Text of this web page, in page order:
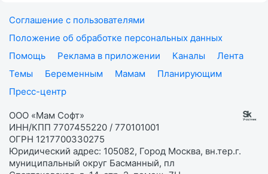
Соглашение с пользователями
Положение об обработке персональных данных
Помощь
Реклама в приложении Каналы
Лента
Темы
Беременным Мамам
Планирующим
Пресс-центр
ООО «Мам Софт»
ИНН/КПП 7707455220 / 770101001
ОГРН 1217700330275
Юридический адрес: 105082, Город Москва, вн.тер.г.
муниципальный округ Басманный, пл